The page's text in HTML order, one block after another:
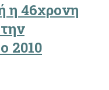
η 46χρονη
2010